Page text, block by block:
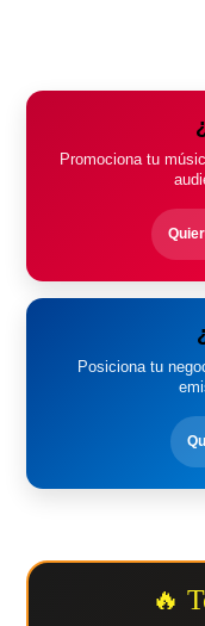
Promociona tu
Posiciona tu
🔥